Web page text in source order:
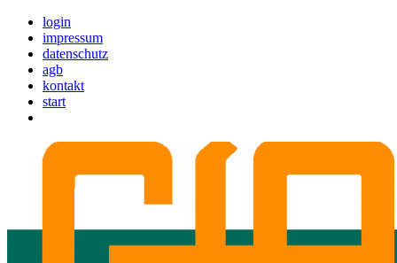
login
impressum
datenschutz
agb
kontakt
start